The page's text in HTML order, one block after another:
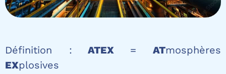
Définition : ATEX = ATmosphères
EXplosives